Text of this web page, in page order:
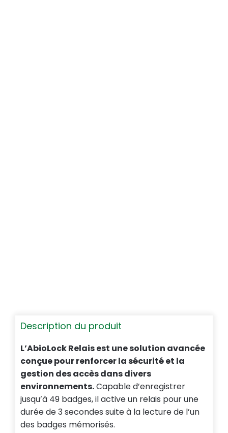
Description du produit
L’AbioLock Relais est une solution avancée
conçue pour renforcer la sécurité et la
gestion des accès dans divers
environnements.Capable d’enregistrer
jusqu’à 49 badges, il active un relais pour une
durée de 3 secondes suite à la lecture de l’un
des badges mémorisés.